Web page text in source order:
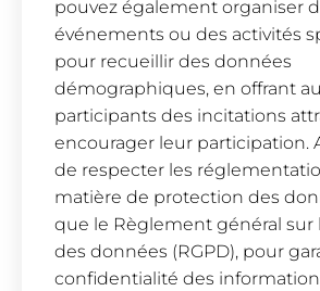
pouvez également organiser
événements ou des activités
pour recueillir des données
démographiques, en offrant
participants des incitations
encourager leur participation.
de respecter les
matière de protection des
que le Règlement général sur
des données (RGPD), pour
confidentialité des